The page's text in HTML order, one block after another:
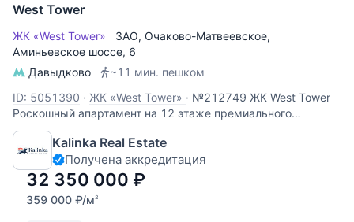
West Tower
ЖК «West Tower» ЗАО, Очаково-Матвеевское,
Аминьевское шоссе, 6
Давыдково
~11 мин. пешком
ID: 5051390 · ЖК «West Tower» · №212749 ЖК West Tower
Роскошный апартамент на 12 этаже премиального
комплекса West Tower. Этот объект идеально подходит для
личного проживания или сдачи в аренду с высокой
доходностью. Панорамные виды: высокий 12 этаж
открывает захватывающий
Kalinka Real Estate
Получена аккредитация
32 350 000 ₽
359 000 ₽/м2